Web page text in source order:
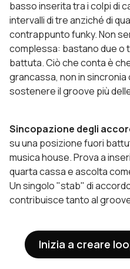
basso inserita tra i colpi di
intervalli di tre anziché di
contrappunto funky. Non
complessa: bastano due
battuta. Ciò che conta è
grancassa, non in sincronia
sostenere il groove più
Sincopazione degli
su una posizione fuori
musica house. Prova a
quarta cassa e ascolta
Un singolo "stab" di
contribuisce tanto al
Inizia a creare